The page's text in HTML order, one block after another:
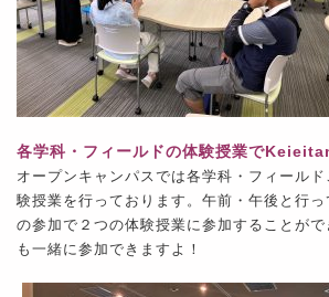
各学科・フィールドの体験授業で
オープンキャンパスでは各学科・フィール
験授業を行っております。 午前・午後と行
の参加で２つの体験授業に参加することが
も一緒に参加できますよ！